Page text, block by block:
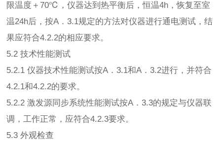
限温度＋70℃，仪器达到热平衡后，恒温4h，恢复至室
温24h后，按A．3.1规定的方法对仪器进行通电测试，结
果应符合4.2.2的相应要求。
5.2 技术性能测试
5.2.1 仪器技术性能测试按A．3.1和A．3.2进行，并符合
4.2.1和4.2.2的要求。
5.2.2 激发源同步系统性能测试按A．3.3的规定与仪器联
调，工作正常，应符合4.2.3要求。
5.3 外观检查